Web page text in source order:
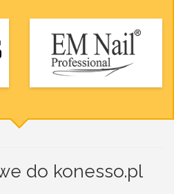
do konesso.pl